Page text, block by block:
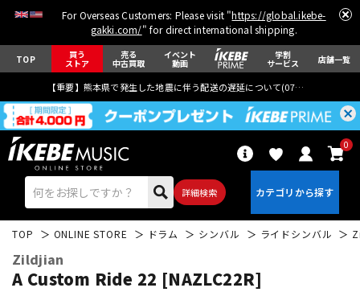
For Overseas Customers: Please visit "https://global.ikebe-
gakki.com/" for direct international shipping.
TOP 買う
ストア
売る
中古買取
イベント
動画
学割
サービス 店舗一覧
【重要】熊本県で発生した地震に伴う配送の遅延について(07月29日
詳細検索
0
TOP ONLINE STORE ドラム シンバル ライドシンバル
Zildjian
A Custom Ride 22 [NAZLC22R]